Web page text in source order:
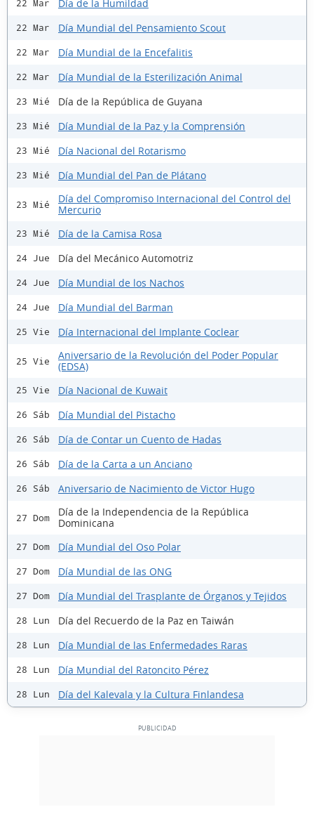
22 Mar Día de la Humildad
22 Mar Día Mundial del Pensamiento Scout
22 Mar Día Mundial de la Encefalitis
22 Mar Día Mundial de la Esterilización Animal
23 Mié Día de la República de Guyana
23 Mié Día Mundial de la Paz y la Comprensión
23 Mié Día Nacional del Rotarismo
23 Mié Día Mundial del Pan de Plátano
23 Mié
Día del Compromiso Internacional del Control del
Mercurio
23 Mié Día de la Camisa Rosa
24 Jue Día del Mecánico Automotriz
24 Jue Día Mundial de los Nachos
24 Jue Día Mundial del Barman
25 Vie Día Internacional del Implante Coclear
25 Vie
Aniversario de la Revolución del Poder Popular
(EDSA)
25 Vie Día Nacional de Kuwait
26 Sáb Día Mundial del Pistacho
26 Sáb Día de Contar un Cuento de Hadas
26 Sáb Día de la Carta a un Anciano
26 Sáb Aniversario de Nacimiento de Victor Hugo
27 Dom
Día de la Independencia de la República
Dominicana
27 Dom Día Mundial del Oso Polar
27 Dom Día Mundial de las ONG
27 Dom Día Mundial del Trasplante de Órganos y Tejidos
28 Lun Día del Recuerdo de la Paz en Taiwán
28 Lun Día Mundial de las Enfermedades Raras
28 Lun Día Mundial del Ratoncito Pérez
28 Lun Día del Kalevala y la Cultura Finlandesa